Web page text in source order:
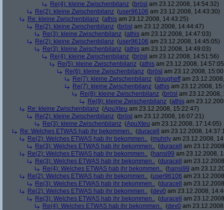
Re(4): kleine Zwischenbilanz (brösl am 23.12.2008, 14:54:32)
Re(2): kleine Zwischenbilanz (user96106 am 23.12.2008, 14:43:30)
Re: kleine Zwischenbilanz (athis am 23.12.2008, 14:43:25)
Re(2): kleine Zwischenbilanz (brösl am 23.12.2008, 14:44:47)
Re(3): kleine Zwischenbilanz (athis am 23.12.2008, 14:47:03)
Re(2): kleine Zwischenbilanz (user96106 am 23.12.2008, 14:45:05)
Re(3): kleine Zwischenbilanz (athis am 23.12.2008, 14:49:03)
Re(4): kleine Zwischenbilanz (brösl am 23.12.2008, 14:51:56)
Re(5): kleine Zwischenbilanz (athis am 23.12.2008,
Re(6): kleine Zwischenbilanz (brösl am 23.12.2008,
Re(7): kleine Zwischenbilanz (dougheffam
Re(7): kleine Zwischenbilanz (athis am 23.12.2008,
Re(8): kleine Zwischenbilanz (brösl am 23.12.2008,
Re(9): kleine Zwischenbilanz (athis am
Re: kleine Zwischenbilanz (ApuXteu am 23.12.2008, 15:22:47)
Re(2): kleine Zwischenbilanz (brösl am 23.12.2008, 16:07:21)
Re(3): kleine Zwischenbilanz (ApuXteu am 23.12.2008, 17:14:05)
Re: Welches ETWAS hab ihr bekommen.. (duracell
am 23.12.2008,
Re(2): Welches ETWAS hab ihr bekommen.. (muhrly am 23.12.2008,
Re(3): Welches ETWAS hab ihr bekommen.. (duracell
am
Re(2): Welches ETWAS hab ihr bekommen.. (hansi99 am 23.12.2008,
Re(3): Welches ETWAS hab ihr bekommen.. (duracell
am
Re(4): Welches ETWAS hab ihr bekommen.. (hansi99 am
Re(2): Welches ETWAS hab ihr bekommen.. (user96106 am
Re(3): Welches ETWAS hab ihr bekommen.. (duracell
am
Re(2): Welches ETWAS hab ihr bekommen.. (dev0 am 23.12.2008,
Re(3): Welches ETWAS hab ihr bekommen.. (duracell
am
Re(4): Welches ETWAS hab ihr bekommen.. (dev0 am